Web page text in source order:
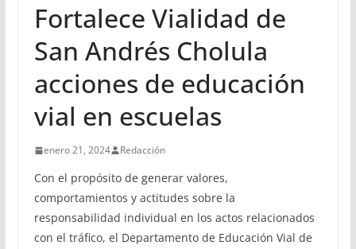
Fortalece Vialidad de
San Andrés Cholula
acciones de educación
vial en escuelas
enero 21, 2024 Redacción
Con el propósito de generar valores,
comportamientos y actitudes sobre la
responsabilidad individual en los actos relacionados
con el tráfico, el Departamento de Educación Vial de